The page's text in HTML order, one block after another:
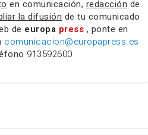
en comunicación, redacción de
la difusión de tu comunicado
de europa press , ponte en
comunicacion@europapress.es
913592600